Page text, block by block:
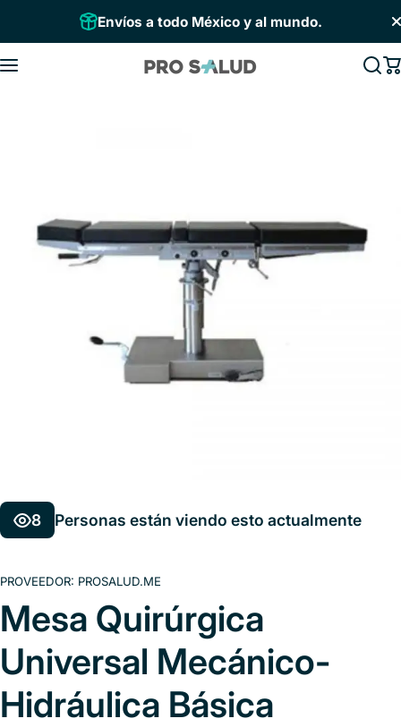
Saltar al contenido
Envíos a todo México y al mundo.
8 Personas están viendo esto actualmente
PROVEEDOR: PROSALUD.ME
Mesa Quirúrgica
Universal Mecánico-
Hidráulica Básica